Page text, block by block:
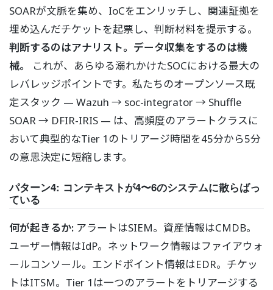
SOARが文脈を集め、IoCをエンリッチし、関連証拠を
埋め込んだチケットを起票し、判断材料を提示する。
判断するのはアナリスト。データ収集をするのは機
械。
これが、あらゆる溺れかけたSOCにおける最大の
レバレッジポイントです。私たちのオープンソース既
定スタック — Wazuh → soc-integrator → Shuffle
SOAR → DFIR-IRIS — は、高頻度のアラートクラスに
おいて典型的なTier 1のトリアージ時間を45分から5分
の意思決定に短縮します。
パターン4: コンテキストが4〜6のシステムに散らばっ
ている
何が起きるか: アラートはSIEM。資産情報はCMDB。
ユーザー情報はIdP。ネットワーク情報はファイアウォ
ールコンソール。エンドポイント情報はEDR。チケッ
トはITSM。Tier 1は一つのアラートをトリアージする